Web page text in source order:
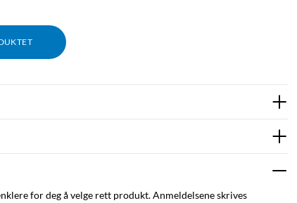
for deg å velge rett produkt. Anmeldelsene skrives